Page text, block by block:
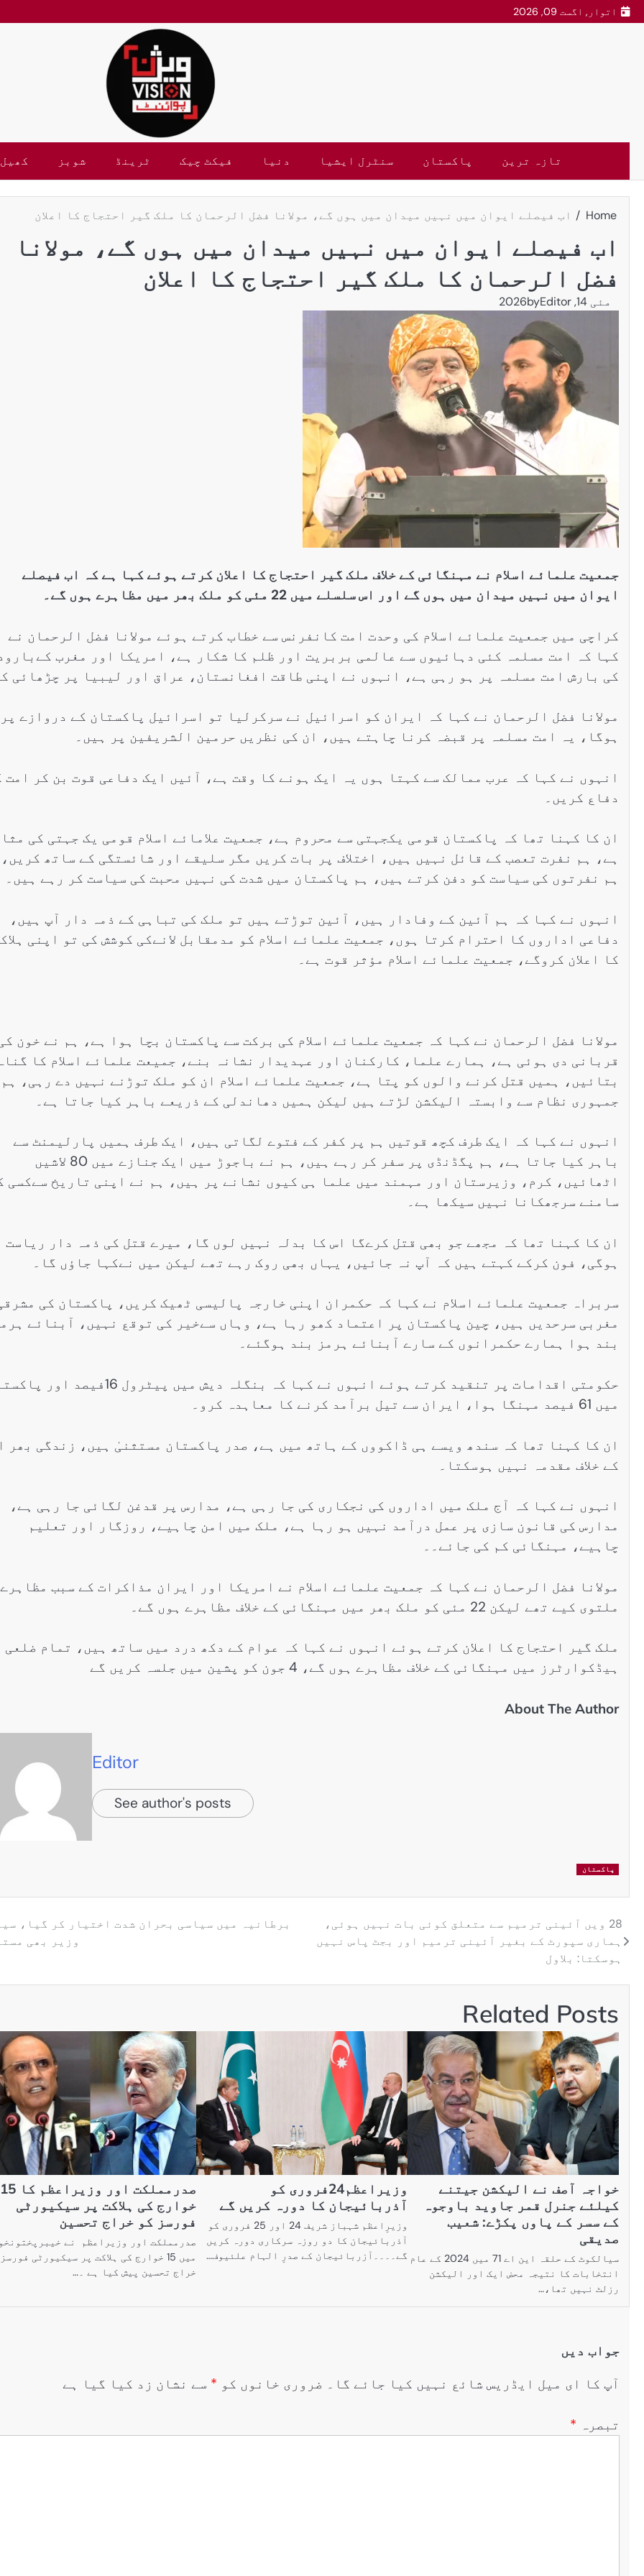
اتوار, اگست 09, 2026
تازہ ترین پاکستان سنٹرل ایشیا دنیا فیکٹ چیک ٹرینڈ شوبز کھیل
Home اب فیصلے ایوان میں نہیں میدان میں ہوں گے، مولانا فضل الرحمان کا ملک گیر احتجاج کا اعلان
اب فیصلے ایوان میں نہیں میدان میں ہوں گے، مولانا
فضل الرحمان کا ملک گیر احتجاج کا اعلان
مئی 14, 2026 byEditor
جمعیت علمائے اسلام نے مہنگائی کے خلاف ملک گیر احتجاج کا اعلان کرتے ہوئے کہا ہے کہ اب فیصلے
ایوان میں نہیں میدان میں ہوں گے اور اس سلسلے میں 22 مئی کو ملک بھر میں مظاہرے ہوں گے۔
کراچی میں جمعیت علمائے اسلام کی وحدت امت کانفرنس سے خطاب کرتے ہوئے مولانا فضل الرحمان نے
کہا کہ امت مسلمہ کئی دہائیوں سے عالمی بربریت اور ظلم کا شکار ہے، امریکا اور مغرب
کی بارش امت مسلمہ پر ہو رہی ہے، انہوں نے اپنی طاقت افغانستان، عراق اور لیبیا پر چڑھائی
مولانا فضل الرحمان نے کہا کہ ایران کو اسرائیل نے سرکرلیا تو اسرائیل پاکستان کے دروازے پر
ہوگا، یہ امت مسلمہ پر قبضہ کرنا چاہتے ہیں، ان کی نظریں حرمین الشریفین پر ہیں۔
انہوں نے کہا کہ عرب ممالک سے کہتا ہوں یہ ایک ہونے کا وقت ہے، آئیں ایک دفاعی قوت بن کر امت
دفاع کریں۔
ان کا کہنا تھا کہ پاکستان قومی یکجہتی سے محروم ہے، جمعیت علامائے اسلام قومی یک جہتی کی
ہے، ہم نفرت تعصب کے قائل نہیں ہیں، اختلاف پر بات کریں مگر سلیقے اور شائستگی کے ساتھ کریں،
ہم نفرتوں کی سیاست کو دفن کرتے ہیں، ہم پاکستان میں شدت کی نہیں محبت کی سیاست کر رہے ہیں۔
انہوں نے کہا کہ ہم آئین کے وفادار ہیں، آئین توڑتے ہیں تو ملک کی تباہی کے ذمہ دار آپ ہیں،
دفاعی اداروں کا احترام کرتا ہوں، جمعیت علمائے اسلام کو مدمقابل لانےکی کوشش کی تو اپنی
کا اعلان کروگے، جمعیت علمائے اسلام مؤثر قوت ہے۔
مولانا فضل الرحمان نے کہا کہ جمعیت علمائے اسلام کی برکت سے پاکستان بچا ہوا ہے، ہم نے خون
قربانی دی ہوئی ہے، ہمارے علما، کارکنان اور عہدیدار نشانہ بنے، جمیعت علمائے اسلام کا
بتائیں، ہمیں قتل کرنے والوں کو پتا ہے، جمعیت علمائے اسلام ان کو ملک توڑنے نہیں دے رہی، ہم
جمہوری نظام سے وابستہ الیکشن لڑتے ہیں لیکن ہمیں دھاندلی کے ذریعے باہر کیا جاتا ہے۔
انہوں نے کہا کہ ایک طرف کچھ قوتیں ہم پر کفر کے فتوے لگاتی ہیں، ایک طرف ہمیں پارلیمنٹ سے
باہر کیا جاتا ہے، ہم پگڈنڈی پر سفر کر رہے ہیں، ہم نے باجوڑ میں ایک جنازے میں 80 لاشیں
اٹھائیں، کرم، وزیرستان اور مہمند میں علما ہی کیوں نشانے پر ہیں، ہم نے اپنی تاریخ سےکسی
سامنے سرجھکانا نہیں سیکھا ہے۔
ان کا کہنا تھا کہ مجھے جو بھی قتل کرےگا اس کا بدلہ نہیں لوں گا، میرے قتل کی ذمہ دار ریاست
ہوگی، فون کرکے کہتے ہیں کہ آپ نہ جائیں، یہاں بھی روک رہے تھے لیکن میں نےکہا جاؤں گا۔
سربراہ جمعیت علمائے اسلام نے کہا کہ حکمران اپنی خارجہ پالیسی ٹھیک کریں، پاکستان کی
مغربی سرحدیں ہیں، چین پاکستان پر اعتماد کھو رہا ہے، وہاں سےخیر کی توقع نہیں، آبنائے
بند ہوا ہمارے حکمرانوں کے سارے آبنائے ہرمز بند ہوگئے۔
حکومتی اقدامات پر تنقید کرتے ہوئے انہوں نے کہا کہ بنگلہ دیش میں پیٹرول
میں 61 فیصد مہنگا ہوا، ایران سے تیل برآمد کرنے کا معاہدہ کرو۔
ان کا کہنا تھا کہ سندھ ویسے ہی ڈاکووں کے ہاتھ میں ہے، صدر پاکستان مستثنیٰ ہیں، زندگی بھر
کے خلاف مقدمہ نہیں ہوسکتا۔
انہوں نے کہا کہ آج ملک میں اداروں کی نجکاری کی جا رہی ہے، مدارس پر قدغن لگائی جا رہی ہے،
مدارس کی قانون سازی پر عمل درآمد نہیں ہو رہا ہے، ملک میں امن چاہیے، روزگار اور تعلیم
چاہیے، مہنگائی کم کی جائے۔۔
مولانا فضل الرحمان نے کہا کہ جمعیت علمائے اسلام نے امریکا اور ایران مذاکرات کے سبب مظاہرے
ملتوی کیے تھے لیکن 22 مئی کو ملک بھر میں مہنگائی کے خلاف مظاہرے ہوں گے۔
ملک گیر احتجاج کا اعلان کرتے ہوئے انہوں نے کہا کہ عوام کے دکھ درد میں ساتھ ہیں، تمام ضلعی
ہیڈکوارٹرز میں مہنگائی کے خلاف مظاہرے ہوں گے، 4 جون کو پشین میں جلسہ کریں گے
About The Author
Editor
See author's posts
پاکستان
28 ویں آئینی ترمیم سے متعلق کوئی بات نہیں ہوئی،
ہماری سپورٹ کے بغیر آئینی ترمیم اور بجٹ پاس نہیں
ہوسکتا: بلاول
برطانیہ میں سیاسی بحران شدت اختیار کر گیا،
وزیر بھی
Related Posts
خواجہ آصف نے الیکشن جیتنے
کیلئے جنرل قمر جاوید باوجوہ
کے سسر کے پاوں پکڑے: شعیب
صدیقی
سیالکوٹ کے حلقہ این اے 71 میں 2024 کے عام
انتخابات کا نتیجہ محض ایک اور الیکشن
رزلٹ نہیں تھا،…
وزیراعظم24فروری کو
آذربائیجان کا دورہ کریں گے
وزیرِاعظم شہباز شریف 24 اور 25 فروری کو
آذربائیجان کا دو روزہ سرکاری دورہ کریں
گے۔۔۔۔آزربائیجان کے صدرِ الہام علئیوف…
صدرمملکت اور وزیراعظم کا 15
خوارج کی ہلاکت پر سیکیورٹی
فورسز کو خراج تحسین
صدرمملکت اور وزیراعظم نے
میں 15 خوارج کی ہلاکت پر سیکیورٹی
خراج تحسین پیش کیا ہے ۔…
جواب دیں
آپ کا ای میل ایڈریس شائع نہیں کیا جائے گا۔ ضروری خانوں کو * سے نشان زد کیا گیا ہے
تبصرہ *
سنٹرل ایشیا
پاکستان تاجکستان
ٹرانزٹ اور علاقائی روابط
بڑھانے پر اتفاق
پاکستان،قازقستان،ازبکستان
اورتاجکستان کے درمیان
تجارت،سرمایہ کاری
اتفاق